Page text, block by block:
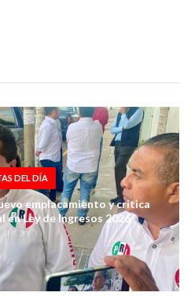
DEL DÍA
emplacamiento y critica
en Ley de Ingresos 2026